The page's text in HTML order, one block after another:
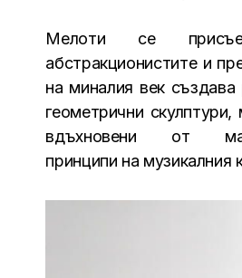
Мелоти се
абстракционистите и
на миналия век
геометрични
вдъхновени от
принципи на музикалния